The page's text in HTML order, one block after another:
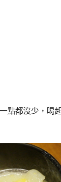
點都沒少，喝